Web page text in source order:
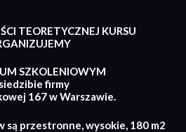
TEORETYCZNEJ KURSU
SZKOLENIOWYM
firmy
167 w Warszawie.
są przestronne, wysokie, 180 m2